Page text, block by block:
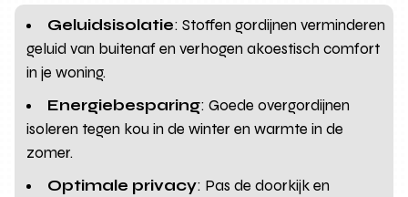
Geluidsisolatie: Stoffen gordijnen verminderen
geluid van buitenaf en verhogen akoestisch comfort
in je woning.
Energiebesparing: Goede overgordijnen
isoleren tegen kou in de winter en warmte in de
zomer.
Optimale privacy: Pas de doorkijk en